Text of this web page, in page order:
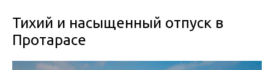
Тихий и насыщенный отпуск в
Протарасе